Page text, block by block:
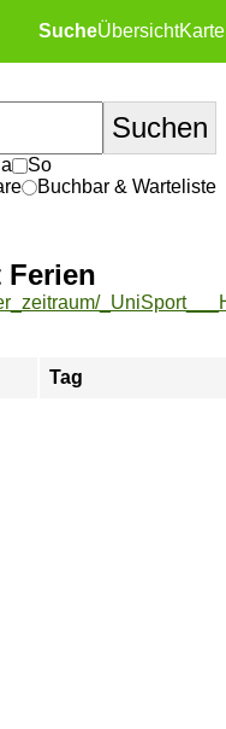
SucheÜbersichtKarte
So
Buchbar & Warteliste
Ferien
Tag